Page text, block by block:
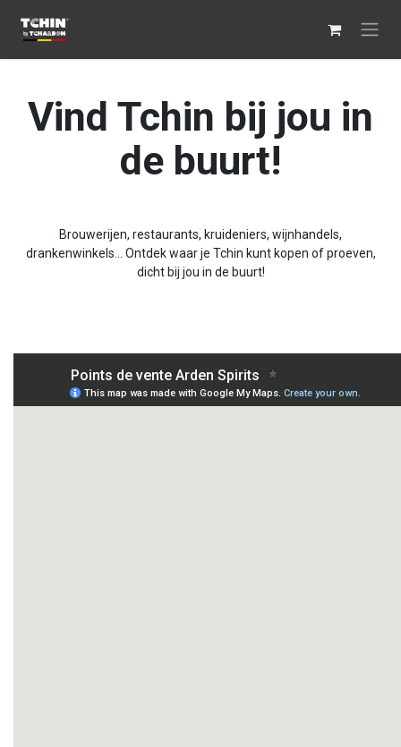
Vind Tchin bij jou in
de buurt!
Brouwerijen, restaurants, kruideniers, wijnhandels,
drankenwinkels... Ontdek waar je Tchin kunt kopen of proeven,
dicht bij jou in de buurt!